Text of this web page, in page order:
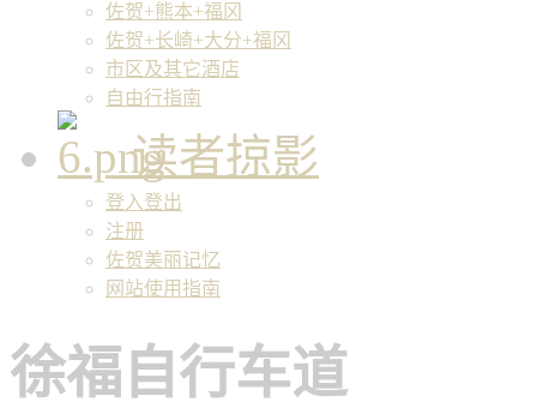
佐贺+熊本+福冈
佐贺+长崎+大分+福冈
市区及其它酒店
自由行指南
读者掠影
登入登出
注册
佐贺美丽记忆
网站使用指南
徐福自行车道